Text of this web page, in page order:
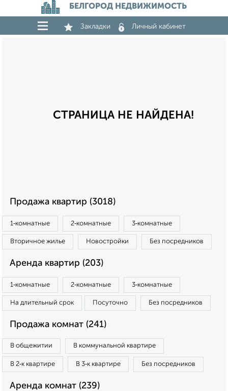
БЕЛГОРОД НЕДВИЖИМОСТЬ
Закладки Личный кабинет
СТРАНИЦА НЕ НАЙДЕНА!
Продажа квартир (3018)
1‑комнатные 2‑комнатные 3‑комнатные
Вторичное жилье Новостройки Без посредников
Аренда квартир (203)
1‑комнатные 2‑комнатные 3‑комнатные
На длительный срок Посуточно Без посредников
Продажа комнат (241)
В общежитии В коммунальной квартире
В 2‑к квартире В 3‑к квартире Без посредников
Аренда комнат (239)